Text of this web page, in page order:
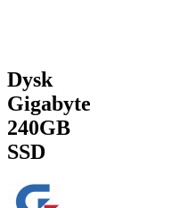
Dysk
Gigabyte
240GB
SSD